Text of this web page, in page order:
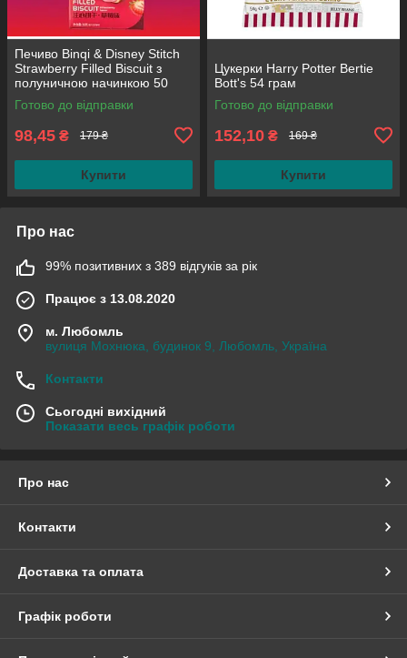
Печиво Binqi & Disney Stitch
Strawberry Filled Biscuit з
полуничною начинкою 50
грам
Готово до відправки
98,45 ₴ 179 ₴
Купити
Цукерки Harry Potter Bertie
Bott's 54 грам
Готово до відправки
152,10 ₴ 169 ₴
Купити
Про нас
99% позитивних з 389 відгуків за рік
Працює з 13.08.2020
м. Любомль
вулиця Мохнюка, будинок 9, Любомль, Україна
Контакти
Сьогодні вихідний
Показати весь графік роботи
Про нас
Контакти
Доставка та оплата
Графік роботи